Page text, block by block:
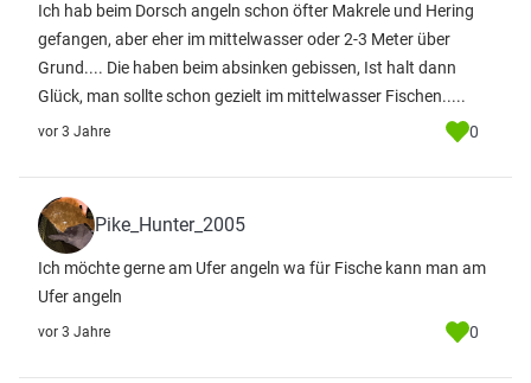
Ich hab beim Dorsch angeln schon öfter Makrele und Hering
gefangen, aber eher im mittelwasser oder 2-3 Meter über
Grund.... Die haben beim absinken gebissen, Ist halt dann
Glück, man sollte schon gezielt im mittelwasser Fischen.....
vor 3 Jahre 0
Pike_Hunter_2005
Ich möchte gerne am Ufer angeln wa für Fische kann man am
Ufer angeln
vor 3 Jahre 0